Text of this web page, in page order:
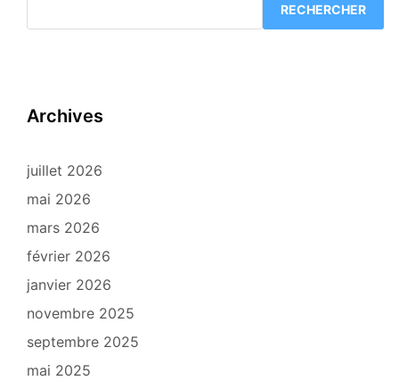
RECHERCHER
Archives
juillet 2026
mai 2026
mars 2026
février 2026
janvier 2026
novembre 2025
septembre 2025
mai 2025